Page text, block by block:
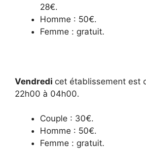
28€.
Homme : 50€.
Femme : gratuit.
Vendredi cet établissement est
22h00 à 04h00.
Couple : 30€.
Homme : 50€.
Femme : gratuit.